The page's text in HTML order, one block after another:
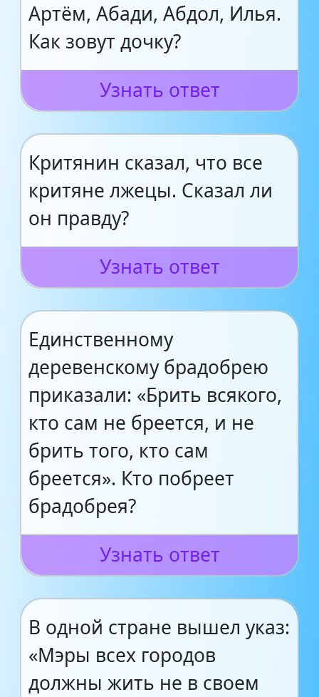
Артём, Абади, Абдол, Илья.
Как зовут дочку?
Узнать ответ
Критянин сказал, что все
критяне лжецы. Сказал ли
он правду?
Узнать ответ
Единственному
деревенскому брадобрею
приказали: «Брить всякого,
кто сам не бреется, и не
брить того, кто сам
бреется». Кто побреет
брадобрея?
Узнать ответ
В одной стране вышел указ:
«Мэры всех городов
должны жить не в своем